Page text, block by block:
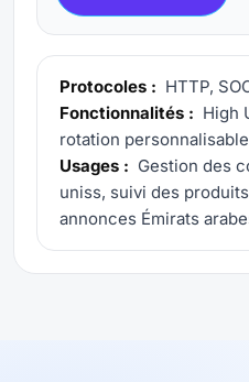
Protocoles : HTTP,
Fonctionnalités : High
rotation personnalisable
Usages : Gestion des
uniss, suivi des
annonces Émirats